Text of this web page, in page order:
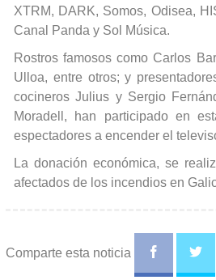
XTRM, DARK, Somos, Odisea,
Canal Panda y Sol Música.
Rostros famosos como Carlos
Ulloa, entre otros; y
cocineros Julius y Sergio
Moradell, han participado en
espectadores a encender el
La donación económica, se
afectados de los incendios en
Comparte esta noticia